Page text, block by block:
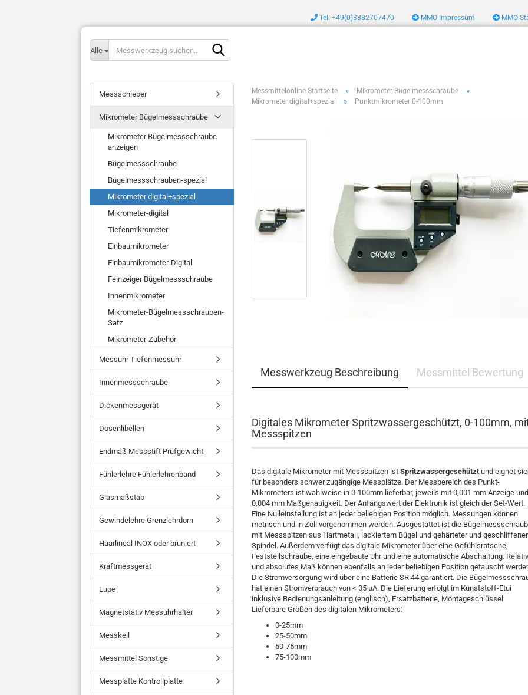
Tel. +49(0)3382707470 MMO Impressum MMO
Alle
Messmittelonline Startseite » Mikrometer Bügelmessschraube »
Mikrometer digital+spezial » Punktmikrometer 0-100mm
Messwerkzeug Beschreibung Messmittel Bewertung
Digitales Mikrometer Spritzwassergeschützt, 0-100mm,
Messspitzen
Das digitale Mikrometer mit Messspitzen ist Spritzwassergeschütztund eignet
für besonders schwer zugängige Messplätze. Der Messbereich des Punkt-
Mikrometers ist wahlweise in 0-100mm lieferbar, jeweils mit 0,001 mm Anzeige und
0,004 mm Maßgenauigkeit. Der Anfangswert der Elektronik ist gleich der Set-Wert.
Eine Nulleinstellung ist an jeder beliebigen Position möglich. Messungen können
metrisch und in Zoll vorgenommen werden. Ausgestattet ist die
mit Messspitzen aus Hartmetall, lackiertem Bügel und gehärteter und geschliffener
Spindel. Außerdem verfügt das digitale Mikrometer über eine Gefühlsratsche,
Feststellschraube, eine eingebaute Uhr und eine automatische Abschaltung.
und absolutes Maß können ebenfalls an jeder beliebigen Position getauscht
Die Stromversorgung wird über eine Batterie SR 44 garantiert. Die
hat einen Stromverbrauch von < 35 µA. Die Lieferung erfolgt im Kunststoff-Etui
inklusive Bedienungsanleitung (englisch), Ersatzbatterie, Montageschlüssel
Lieferbare Größen des digitalen Mikrometers:
0-25mm
25-50mm
50-75mm
75-100mm
Messschieber
Mikrometer Bügelmessschraube
Mikrometer Bügelmessschraube
anzeigen
Bügelmessschraube
Bügelmessschrauben-spezial
Mikrometer digital+spezial
Mikrometer-digital
Tiefenmikrometer
Einbaumikrometer
Einbaumikrometer-Digital
Feinzeiger Bügelmessschraube
Innenmikrometer
Mikrometer-Bügelmessschrauben-
Satz
Mikrometer-Zubehör
Messuhr Tiefenmessuhr
Innenmessschraube
Dickenmessgerät
Dosenlibellen
Endmaß Messstift Prüfgewicht
Fühlerlehre Fühlerlehrenband
Glasmaßstab
Gewindelehre Grenzlehrdorn
Haarlineal INOX oder bruniert
Kraftmessgerät
Lupe
Magnetstativ Messuhrhalter
Messkeil
Messmittel Sonstige
Messplatte Kontrollplatte